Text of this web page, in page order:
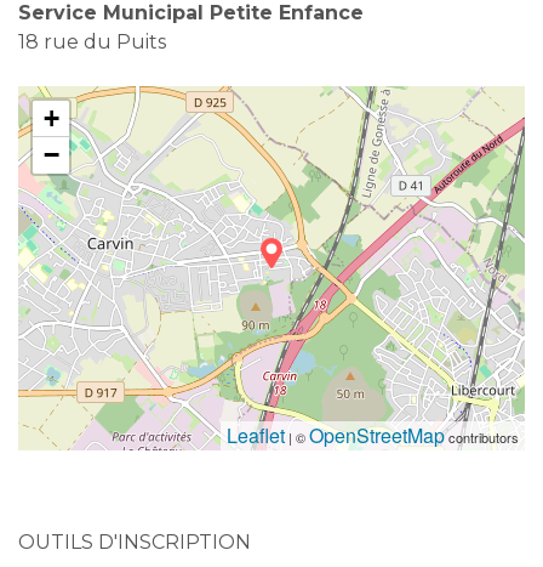
Service Municipal Petite Enfance
18 rue du Puits
+
−
Leaflet| ©OpenStreetMapcontributors
OUTILS D'INSCRIPTION